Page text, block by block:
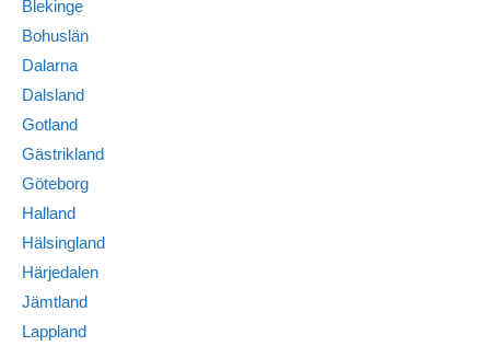
Blekinge
Bohuslän
Dalarna
Dalsland
Gotland
Gästrikland
Göteborg
Halland
Hälsingland
Härjedalen
Jämtland
Lappland